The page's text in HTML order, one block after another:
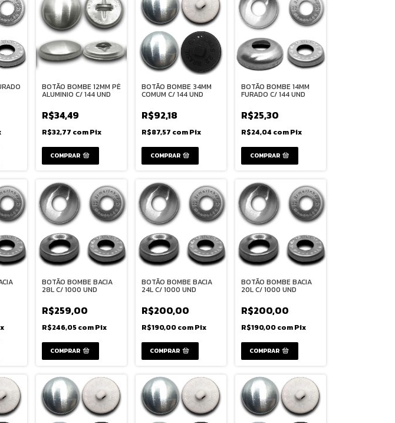
BOTÃO BOMBE 12MM PÉ
ALUMINIO C/ 144 UND
R$34,49
R$32,77 comPix
BOTÃO BOMBE 34MM
COMUM C/ 144 UND
R$92,18
R$87,57 comPix
COMPRAR
BOTÃO BOMBE 14MM
FURADO C/ 144 UND
R$25,30
R$24,04 comPix
COMPRAR
BOTÃO BOMBE BACIA
28L C/ 1000 UND
R$259,00
R$246,05comPix
BOTÃO BOMBE BACIA
24L C/ 1000 UND
R$200,00
R$190,00comPix
BOTÃO BOMBE BACIA
20L C/ 1000 UND
R$200,00
R$190,00comPix